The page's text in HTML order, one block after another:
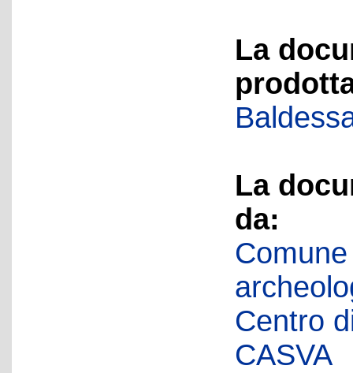
La
La
da:
Centro
CASVA